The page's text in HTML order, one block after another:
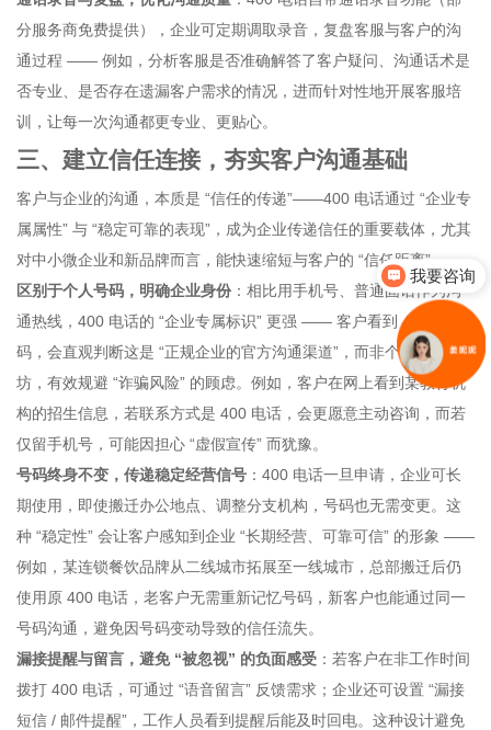
分服务商免费提供），企业可定期调取录音，复盘客服与客户的沟
通过程 —— 例如，分析客服是否准确解答了客户疑问、沟通话术是
否专业、是否存在遗漏客户需求的情况，进而针对性地开展客服培
训，让每一次沟通都更专业、更贴心。
三、建立信任连接，夯实客户沟通基础
客户与企业的沟通，本质是 “信任的传递”——400 电话通过 “企业专
属属性” 与 “稳定可靠的表现”，成为企业传递信任的重要载体，尤其
对中小微企业和新品牌而言，能快速缩短与客户的 “信任距离”。
区别于个人号码，明确企业身份：相比用手机号、普通固话作为沟
通热线，400 电话的 “企业专属标识” 更强 —— 客户看到 400 号
码，会直观判断这是 “正规企业的官方沟通渠道”，而非个人或小作
坊，有效规避 “诈骗风险” 的顾虑。例如，客户在网上看到某教育机
构的招生信息，若联系方式是 400 电话，会更愿意主动咨询，而若
仅留手机号，可能因担心 “虚假宣传” 而犹豫。
号码终身不变，传递稳定经营信号 ：400 电话一旦申请，企业可长
期使用，即使搬迁办公地点、调整分支机构，号码也无需变更。这
种 “稳定性” 会让客户感知到企业 “长期经营、可靠可信” 的形象 ——
例如，某连锁餐饮品牌从二线城市拓展至一线城市，总部搬迁后仍
使用原 400 电话，老客户无需重新记忆号码，新客户也能通过同一
号码沟通，避免因号码变动导致的信任流失。
漏接提醒与留言，避免 “被忽视” 的负面感受 ：若客户在非工作时间
拨打 400 电话，可通过 “语音留言” 反馈需求；企业还可设置 “漏接
短信 / 邮件提醒”，工作人员看到提醒后能及时回电。这种设计避免
我要咨询
你们是怎么收费的呢